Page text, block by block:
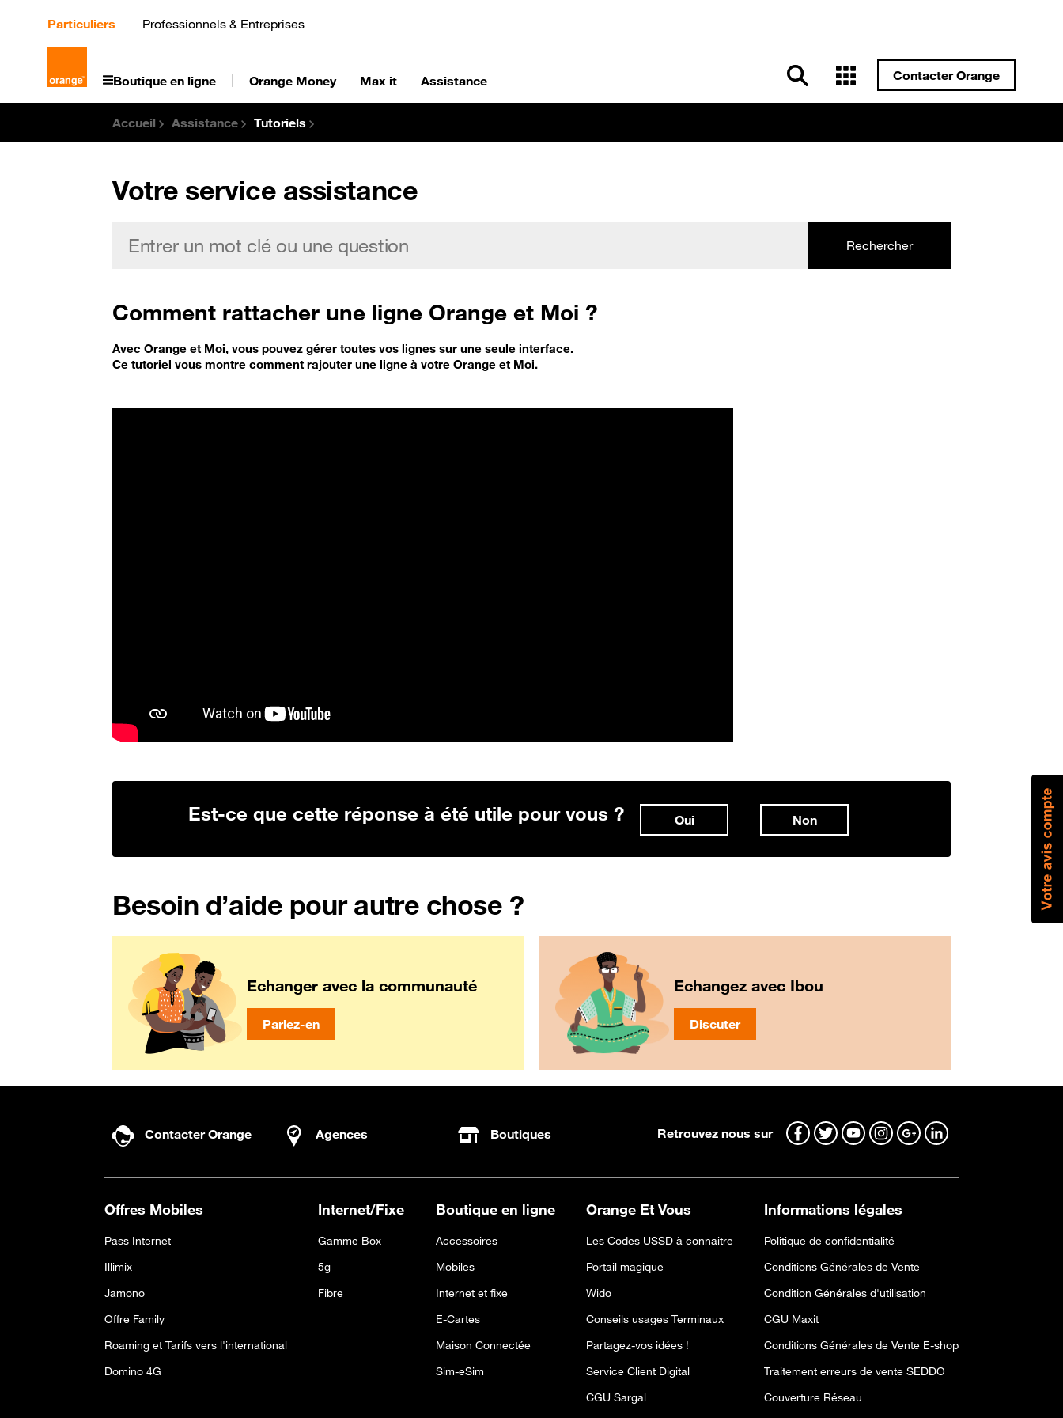
Particuliers Professionnels & Entreprises
Boutique en ligne Orange Money Max it Assistance Contacter Orange
Accueil Assistance Tutoriels
Votre service assistance
Rechercher
Comment rattacher une ligne Orange et Moi ?
Avec Orange et Moi, vous pouvez gérer toutes vos lignes sur une seule interface.
Ce tutoriel vous montre comment rajouter une ligne à votre Orange et Moi.
Est-ce que cette réponse à été utile pour vous ? Oui Non
Besoin d’aide pour autre chose ?
Echanger avec la communauté
Parlez-en
Echangez avec Ibou
Discuter
Contacter Orange Agences Boutiques Retrouvez nous sur
Offres Mobiles
Pass Internet
Illimix
Jamono
Offre Family
Roaming et Tarifs vers l'international
Domino 4G
Internet/Fixe
Gamme Box
5g
Fibre
Boutique en ligne
Accessoires
Mobiles
Internet et fixe
E-Cartes
Maison Connectée
Sim-eSim
Orange Et Vous
Les Codes USSD à connaitre
Portail magique
Wido
Conseils usages Terminaux
Partagez-vos idées !
Service Client Digital
CGU Sargal
Informations légales
Politique de confidentialité
Conditions Générales de Vente
Condition Générales d'utilisation
CGU Maxit
Conditions Générales de Vente E-shop
Traitement erreurs de vente SEDDO
Couverture Réseau